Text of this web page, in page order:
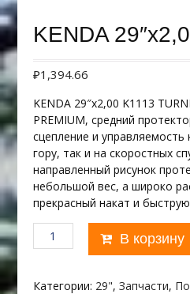
KENDA
₽1,394.66
KENDA 29″х2,00 K1113
PREMIUM, средний
сцепление и управляемость
гору, так и на скоростных
направленный рисунок
небольшой вес, а широко
прекрасный накат и
Количество
товара
29"х2,00
В корзину
Категории: 29", Запчасти,